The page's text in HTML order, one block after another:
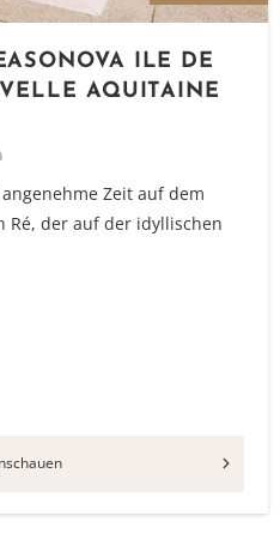
ILE DE
AQUITAINE
Zeit auf dem
Ré, der auf der idyllischen
unseres Newsletters.